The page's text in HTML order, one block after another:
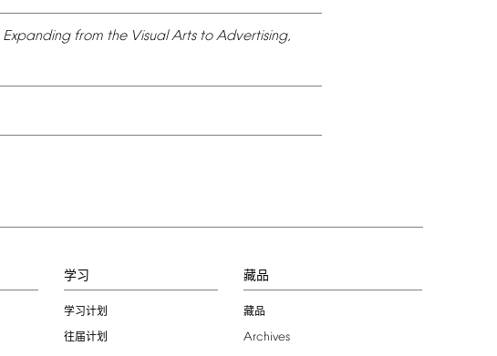
Expanding from the Visual Arts to Advertising,
学习
学习计划
往届计划
藏品
藏品
Archives